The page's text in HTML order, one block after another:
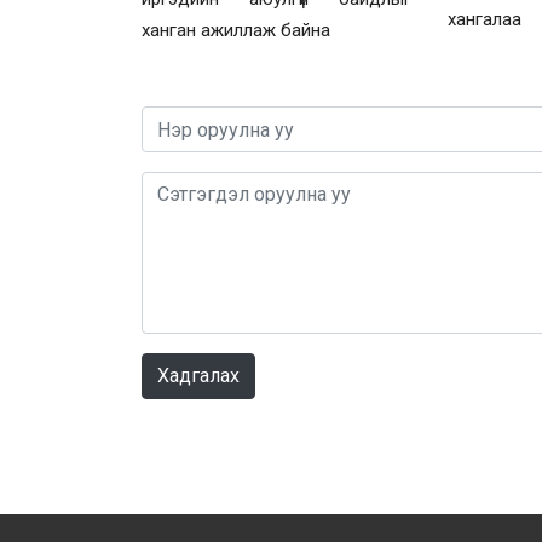
ханган ажиллаж байна
хангалаа
Хадгалах